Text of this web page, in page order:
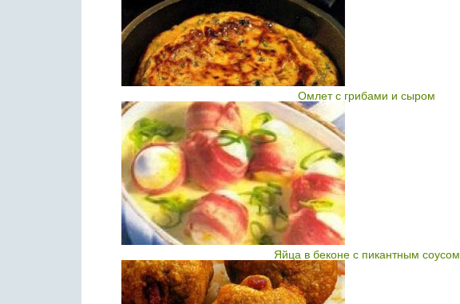
Омлет с грибами и сыром
Яйца в беконе с пикантным соусом